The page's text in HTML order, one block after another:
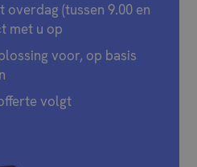
overdag (tussen 9.00 en
met u op
voor, op basis
volgt